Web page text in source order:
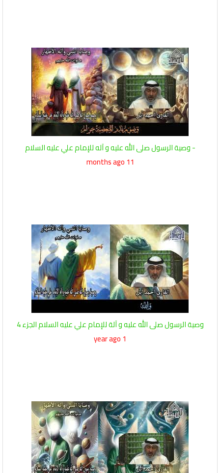
- وصية الرسول صلى الله عليه و آله للإمام علي عليه السلام
11 months ago
وصية الرسول صلى الله عليه و آلة للإمام علي عليه السلام الجزء 4
1 year ago